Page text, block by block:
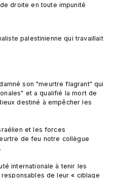
droite en toute impunité
palestinienne qui travaillait
son "meurtre flagrant" qui
et a qualifié la mort de
destiné à empêcher les
et les forces
de feu notre collègue
internationale à tenir les
de leur « ciblage